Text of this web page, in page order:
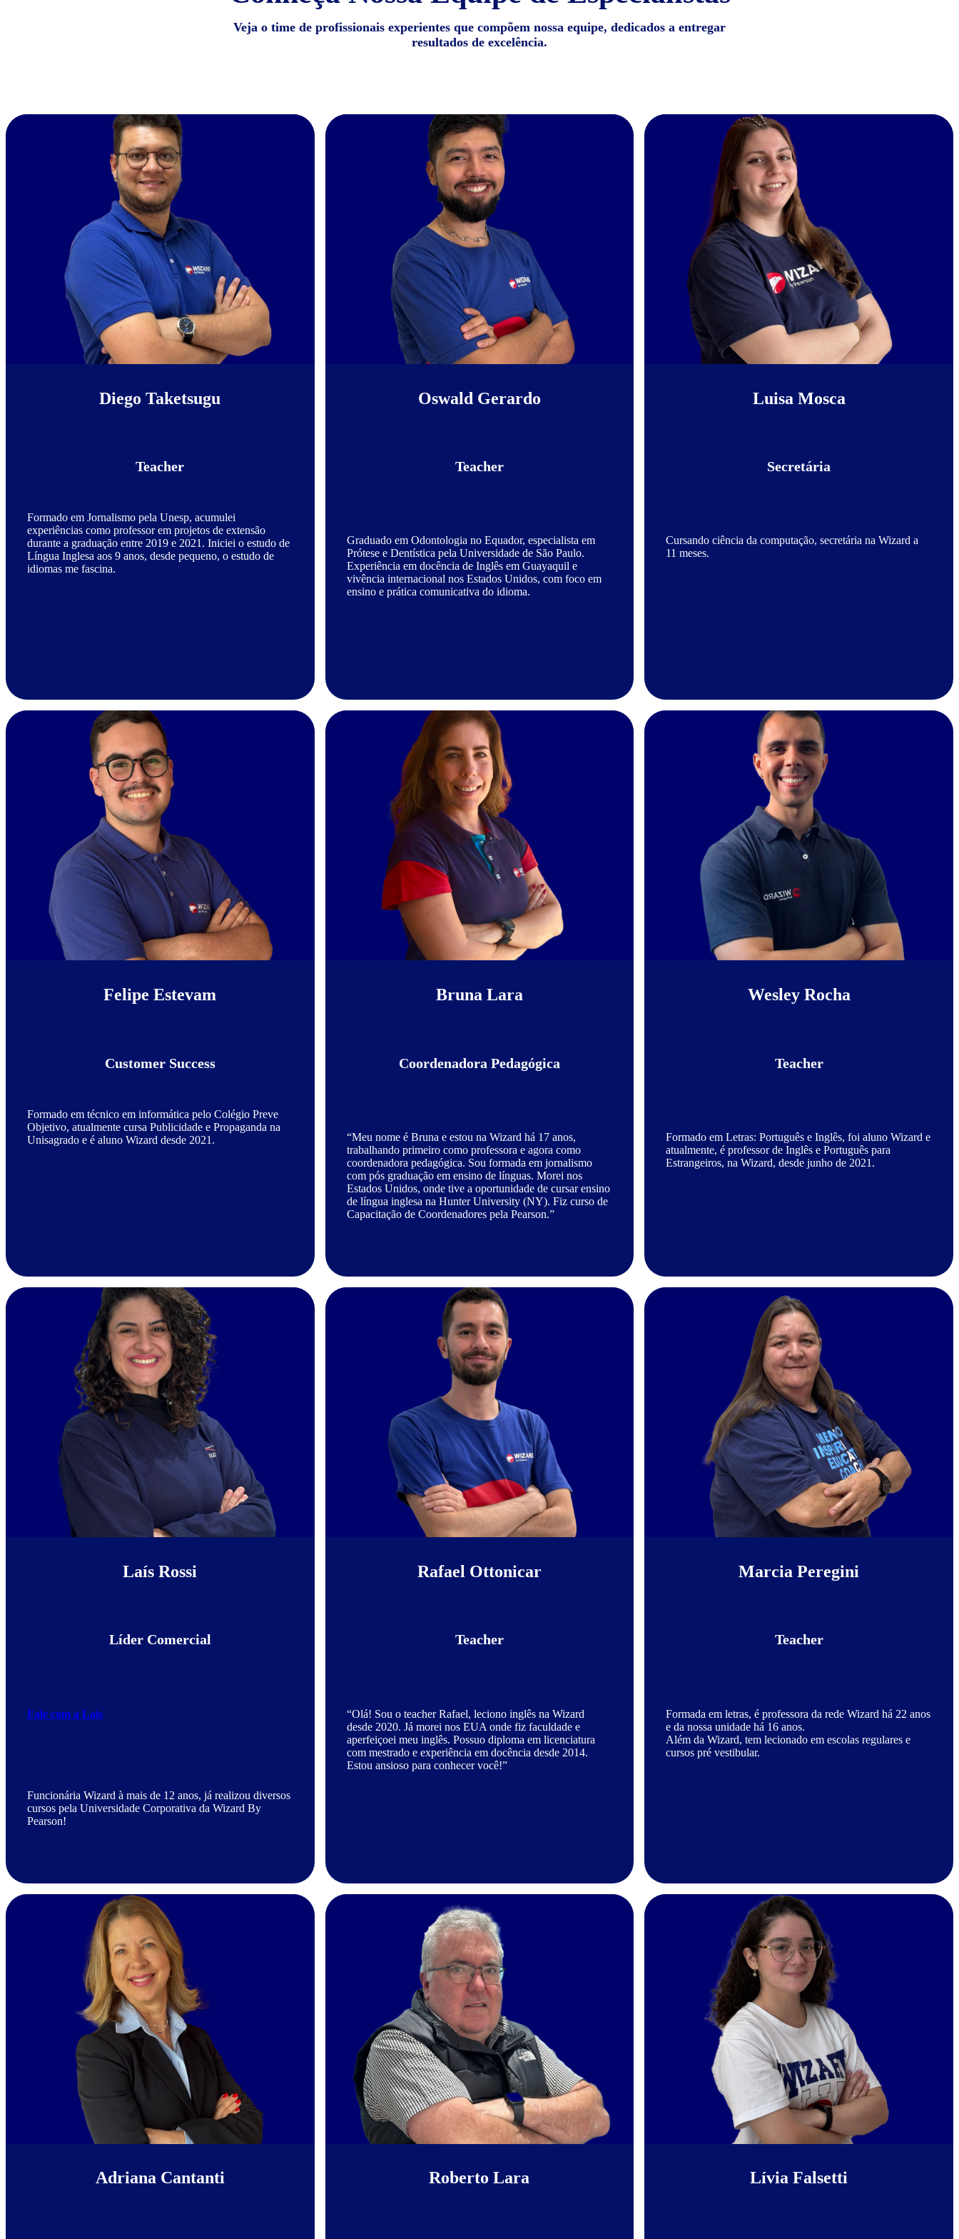
Veja o time de profissionais experientes que compõem nossa equipe, dedicados a entregar
resultados de excelência.
Diego Taketsugu
Teacher
Formado em Jornalismo pela Unesp, acumulei
experiências como professor em projetos de extensão
durante a graduação entre 2019 e 2021. Iniciei o estudo de
Língua Inglesa aos 9 anos, desde pequeno, o estudo de
idiomas me fascina.
Oswald Gerardo
Teacher
Graduado em Odontologia no Equador, especialista em
Prótese e Dentística pela Universidade de São Paulo.
Experiência em docência de Inglês em Guayaquil e
vivência internacional nos Estados Unidos, com foco em
ensino e prática comunicativa do idioma.
Luisa Mosca
Secretária
Cursando ciência da computação, secretária na Wizard a
11 meses.
Felipe Estevam
Customer Success
Formado em técnico em informática pelo Colégio Preve
Objetivo, atualmente cursa Publicidade e Propaganda na
Unisagrado e é aluno Wizard desde 2021.
Bruna Lara
Coordenadora Pedagógica
“Meu nome é Bruna e estou na Wizard há 17 anos,
trabalhando primeiro como professora e agora como
coordenadora pedagógica. Sou formada em jornalismo
com pós graduação em ensino de línguas. Morei nos
Estados Unidos, onde tive a oportunidade de cursar ensino
de língua inglesa na Hunter University (NY). Fiz curso de
Capacitação de Coordenadores pela Pearson.”
Wesley Rocha
Teacher
Formado em Letras: Português e Inglês, foi aluno Wizard e
atualmente, é professor de Inglês e Português para
Estrangeiros, na Wizard, desde junho de 2021.
Laís Rossi
Líder Comercial
Fale com a Lais
Funcionária Wizard à mais de 12 anos, já realizou diversos
cursos pela Universidade Corporativa da Wizard By
Pearson!
Rafael Ottonicar
Teacher
“Olá! Sou o teacher Rafael, leciono inglês na Wizard
desde 2020. Já morei nos EUA onde fiz faculdade e
aperfeiçoei meu inglês. Possuo diploma em licenciatura
com mestrado e experiência em docência desde 2014.
Estou ansioso para conhecer você!”
Marcia Peregini
Teacher
Formada em letras, é professora da rede Wizard há 22 anos
e da nossa unidade há 16 anos.
Além da Wizard, tem lecionado em escolas regulares e
cursos pré vestibular.
Adriana Cantanti Roberto Lara Lívia Falsetti